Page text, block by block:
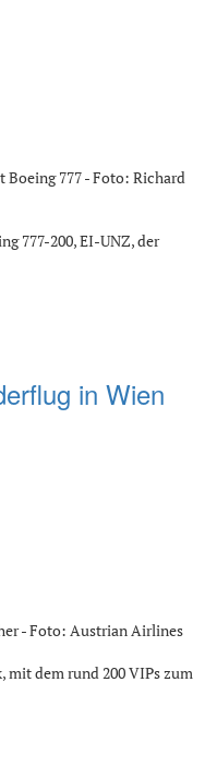
777 - Foto: Richard
777-200, EI-UNZ, der
in Wien
- Foto: Austrian Airlines
mit dem rund 200 VIPs zum